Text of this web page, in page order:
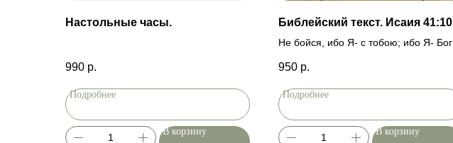
Настольные часы.
990 р.
Подробнее
В корзину
Библейский текст. Исаия 41:10
Не бойся, ибо Я- с тобою; ибо Я- Бог
Исаия 41:10
950 р.
Подробнее
В корзину